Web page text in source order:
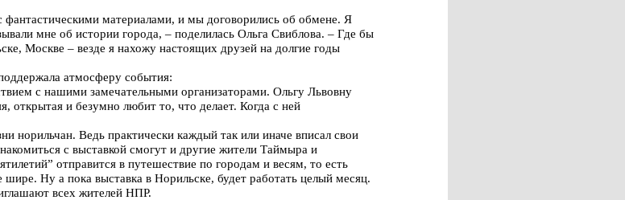
фантастическими материалами, и мы договорились об обмене. Я
мне об истории города, – поделилась Ольга Свиблова. – Где бы
Москве – везде я нахожу настоящих друзей на долгие годы
атмосферу события:
с нашими замечательными организаторами. Ольгу Львовну
открытая и безумно любит то, что делает. Когда с ней
норильчан. Ведь практически каждый так или иначе вписал свои
с выставкой смогут и другие жители Таймыра и
отправится в путешествие по городам и весям, то есть
шире. Ну а пока выставка в Норильске, будет работать целый месяц.
всех жителей НПР.